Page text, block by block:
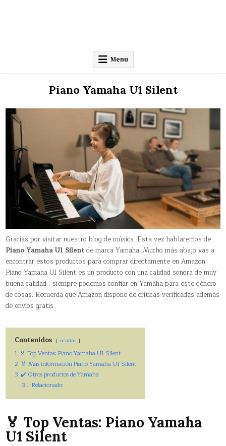
Menu
Piano Yamaha U1 Silent
Gracias por visitar nuestro blog de música. Esta vez hablaremos de
Piano Yamaha U1 Silentde marca Yamaha. Mucho más abajo vas a
encontrar estos productos para comprar directamente en Amazon.
Piano Yamaha U1 Silent es un producto con una calidad sonora de muy
buena calidad , siempre podemos confiar en Yamaha para este género
de cosas. Recuerda que Amazon dispone de críticas verificadas además
de envíos gratis.
Contenidos ocultar
1 🏅 Top Ventas: Piano Yamaha U1 Silent
2 🏅 Más información Piano Yamaha U1 Silent
3 ✔️ Otros productos de Yamaha
3.1 Relacionado:
🏅 Top Ventas: Piano Yamaha
U1 Silent